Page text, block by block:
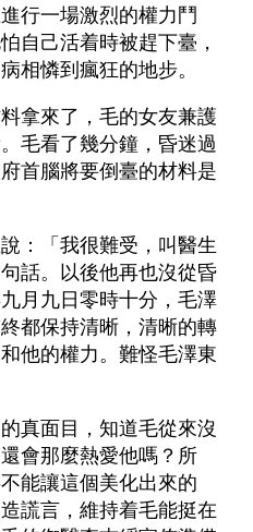
行一場激烈的權力鬥
自己活着時被趕下臺，
相憐到瘋狂的地步。
拿來了，毛的女友兼護
毛看了幾分鐘，昏迷過
首腦將要倒臺的材料是
：「我很難受，叫醫生
話。以後他再也沒從昏
月九日零時十分，毛澤
都保持清晰，清晰的轉
他的權力。難怪毛澤東
真面目，知道毛從來沒
會那麼熱愛他嗎？所
能讓這個美化出來的
謊言，維持着毛能挺在